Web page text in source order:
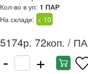
Кол-во в уп: 1 ПАР
На складе: < 10
5174р. 72коп. /
- +